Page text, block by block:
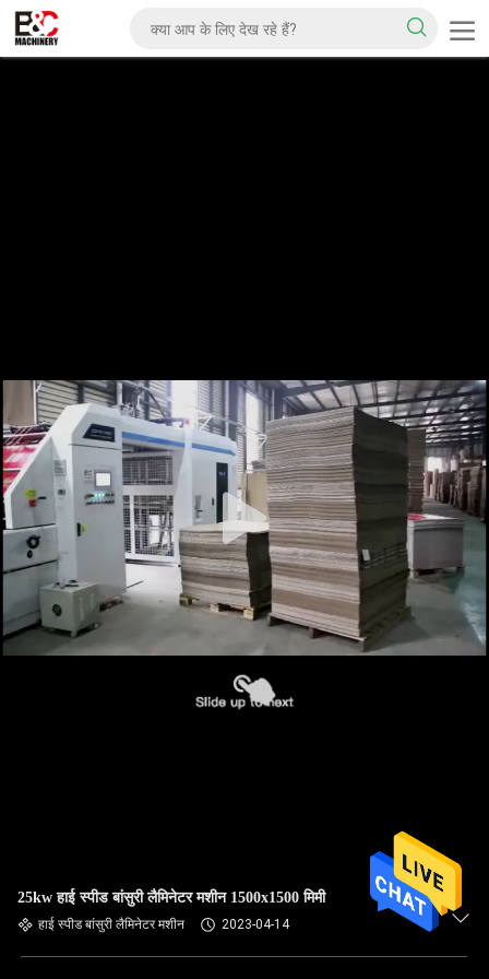
25kw हाई स्पीड बांसुरी लैमिनेटर मशीन 1500x1500 मिमी
हाई स्पीड बांसुरी लैमिनेटर मशीन 2023-04-14